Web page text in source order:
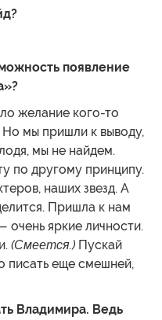
появление
желание кого-то
Но мы пришли к выводу,
мы не найдем.
по другому принципу.
наших звезд. А
Пришла к нам
яркие личности.
(Смеется.) Пускай
писать еще смешней,
Владимира. Ведь